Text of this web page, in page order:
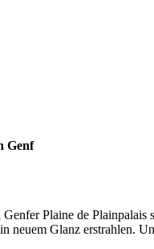
Genf
Plaine de
neuem Glanz erstrahlen.